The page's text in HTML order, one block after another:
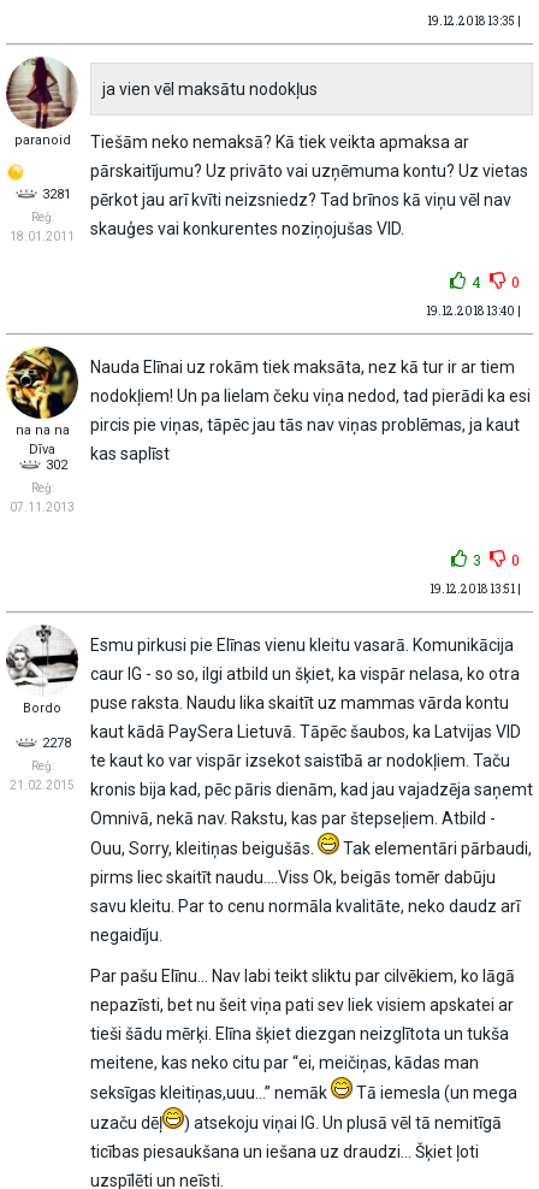
19.12.2018 13:35 |
paranoid
3281
Reģ:
18.01.2011
ja vien vēl maksātu nodokļus
Tiešām neko nemaksā? Kā tiek veikta apmaksa ar
pārskaitījumu? Uz privāto vai uzņēmuma kontu? Uz vietas
pērkot jau arī kvīti neizsniedz? Tad brīnos kā viņu vēl nav
skauģes vai konkurentes noziņojušas VID.
4 0
19.12.2018 13:40 |
na na na
Dīva
302
Reģ:
07.11.2013
Nauda Elīnai uz rokām tiek maksāta, nez kā tur ir ar tiem
nodokļiem! Un pa lielam čeku viņa nedod, tad pierādi ka esi
pircis pie viņas, tāpēc jau tās nav viņas problēmas, ja kaut
kas saplīst
3 0
19.12.2018 13:51 |
Bordo
2278
Reģ:
21.02.2015
Esmu pirkusi pie Elīnas vienu kleitu vasarā. Komunikācija
caur IG - so so, ilgi atbild un šķiet, ka vispār nelasa, ko otra
puse raksta. Naudu lika skaitīt uz mammas vārda kontu
kaut kādā PaySera Lietuvā. Tāpēc šaubos, ka Latvijas VID
te kaut ko var vispār izsekot saistībā ar nodokļiem. Taču
kronis bija kad, pēc pāris dienām, kad jau vajadzēja saņemt
Omnivā, nekā nav. Rakstu, kas par štepseļiem. Atbild -
Ouu, Sorry, kleitiņas beigušās.
Tak elementāri pārbaudi,
pirms liec skaitīt naudu....Viss Ok, beigās tomēr dabūju
savu kleitu. Par to cenu normāla kvalitāte, neko daudz arī
negaidīju.
Par pašu Elīnu... Nav labi teikt sliktu par cilvēkiem, ko lāgā
nepazīsti, bet nu šeit viņa pati sev liek visiem apskatei ar
tieši šādu mērķi. Elīna šķiet diezgan neizglītota un tukša
meitene, kas neko citu par “ei, meičiņas, kādas man
seksīgas kleitiņas,uuu...” nemāk
Tā iemesla (un mega
uzaču dēļ
) atsekoju viņai IG. Un plusā vēl tā nemitīgā
ticības piesaukšana un iešana uz draudzi... Šķiet ļoti
uzspīlēti un neīsti.